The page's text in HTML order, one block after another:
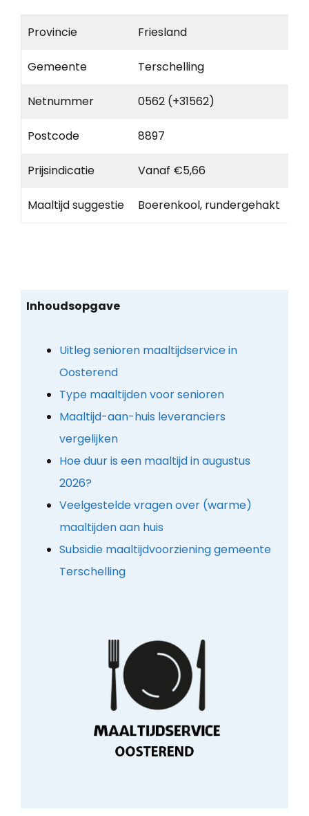
Provincie Friesland
Gemeente Terschelling
Netnummer 0562 (+31562)
Postcode 8897
Prijsindicatie Vanaf €5,66
Maaltijd suggestie Boerenkool, rundergehakt
Inhoudsopgave
Uitleg senioren maaltijdservice in
Oosterend
Type maaltijden voor senioren
Maaltijd-aan-huis leveranciers
vergelijken
Hoe duur is een maaltijd in augustus
2026?
Veelgestelde vragen over (warme)
maaltijden aan huis
Subsidie maaltijdvoorziening gemeente
Terschelling